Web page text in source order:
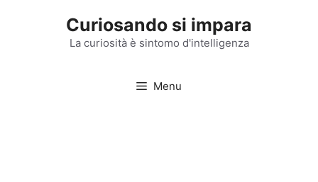
Curiosando si impara
La curiosità è sintomo d'intelligenza
Menu